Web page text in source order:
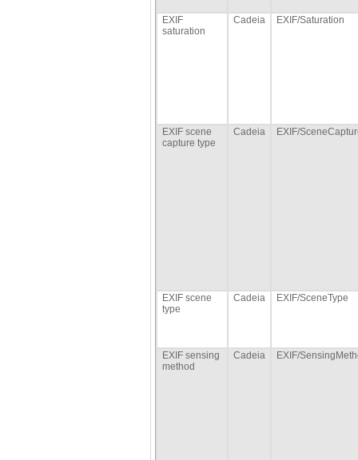
EXIF
saturation
Cadeia EXIF/Saturation
EXIF scene
capture type
Cadeia EXIF/
EXIF scene
type
Cadeia EXIF/SceneType
EXIF sensing
method
Cadeia EXIF/